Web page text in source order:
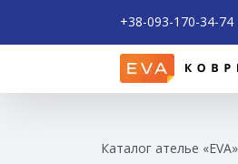
+38-093-170-34-74
Каталог ателье «EVA»